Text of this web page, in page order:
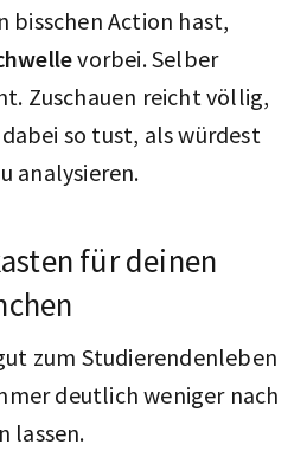
bisschen Action hast,
vorbei. Selber
Zuschauen reicht völlig,
so tust, als würdest
analysieren.
für deinen
zum Studierendenleben
deutlich weniger nach
lassen.